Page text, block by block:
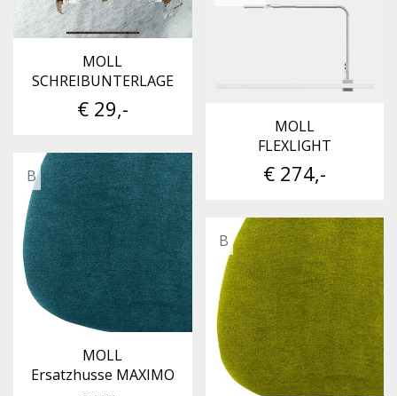
MOLL
SCHREIBUNTERLAGE
€ 29,-
MOLL
FLEXLIGHT
€ 274,-
B
MOLL
Ersatzhusse MAXIMO
B